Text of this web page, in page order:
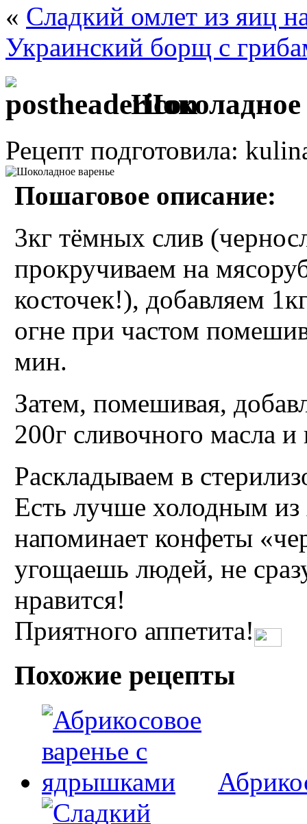
« Сладкий омлет из яиц
Украинский борщ с
Шоколадное
Рецепт подготовила:
Пошаговое описание:
3кг тёмных слив
прокручиваем на
косточек!), добавляем
огне при частом
мин.
Затем, помешивая,
200г сливочного масла
Раскладываем в
Есть лучше холодным из
напоминает конфеты
угощаешь людей, не
нравится!
Приятного аппетита!
Похожие рецепты